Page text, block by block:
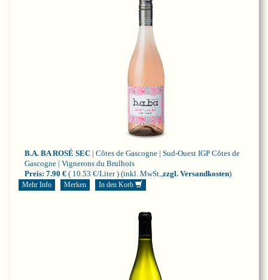
B.A. BA ROSÉ SEC | Côtes de Gascogne | Sud-Ouest IGP Côtes de
Gascogne | Vignerons du Brulhois
Preis: 7.90 € ( 10.53 €/Liter ) (inkl. MwSt.,zzgl. Versandkosten)
Mehr Info Merken In den Korb